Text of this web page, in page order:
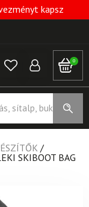
kapsz
0
/
SKIBOOT BAG